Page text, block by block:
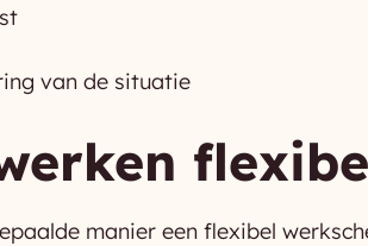
van de situatie
manier een flexibel